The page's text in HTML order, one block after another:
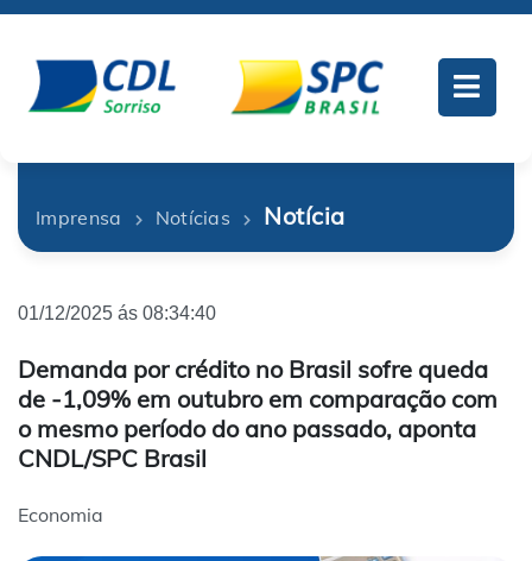
Imprensa Notícias Notícia
01/12/2025 ás 08:34:40
Demanda por crédito no Brasil sofre queda
de -1,09% em outubro em comparação com
o mesmo período do ano passado, aponta
CNDL/SPC Brasil
Economia